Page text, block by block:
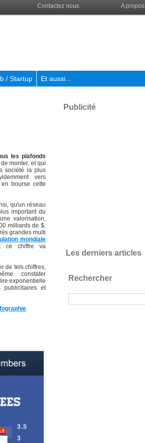
Contactez nous A propos
/ Startup Et aussi...
les plafonds
monter, et qui
société la plus
vers
bourse cette
qu'un réseau
important du
valorisation,
milliards de $,
grandes multi
mondiale
ce chiffre va
de tels chiffres,
constater
exponentielle
publicitaires et
.
Publicité
Les derniers articles
Rechercher